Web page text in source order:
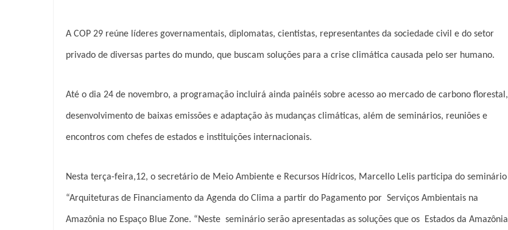
A COP 29 reúne líderes governamentais, diplomatas, cientistas, representantes da sociedade civil e do setor
privado de diversas partes do mundo, que buscam soluções para a crise climática causada pelo ser humano.
Até o dia 24 de novembro, a programação incluirá ainda painéis sobre acesso ao mercado de carbono florestal,
desenvolvimento de baixas emissões e adaptação às mudanças climáticas, além de seminários, reuniões e
encontros com chefes de estados e instituições internacionais.
Nesta terça-feira,12, o secretário de Meio Ambiente e Recursos Hídricos, Marcello Lelis participa do seminário
“Arquiteturas de Financiamento da Agenda do Clima a partir do Pagamento por Serviços Ambientais na
Amazônia no Espaço Blue Zone. “Neste seminário serão apresentadas as soluções que os Estados da Amazônia